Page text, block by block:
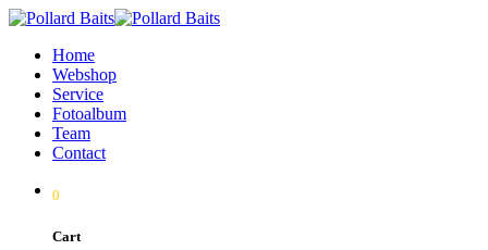
Home
Webshop
Service
Fotoalbum
Team
Contact
0
Cart